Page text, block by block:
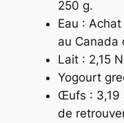
250 g.
Eau :
au Canada
Lait : 2,15
Yogourt
Œufs : 3,19
de